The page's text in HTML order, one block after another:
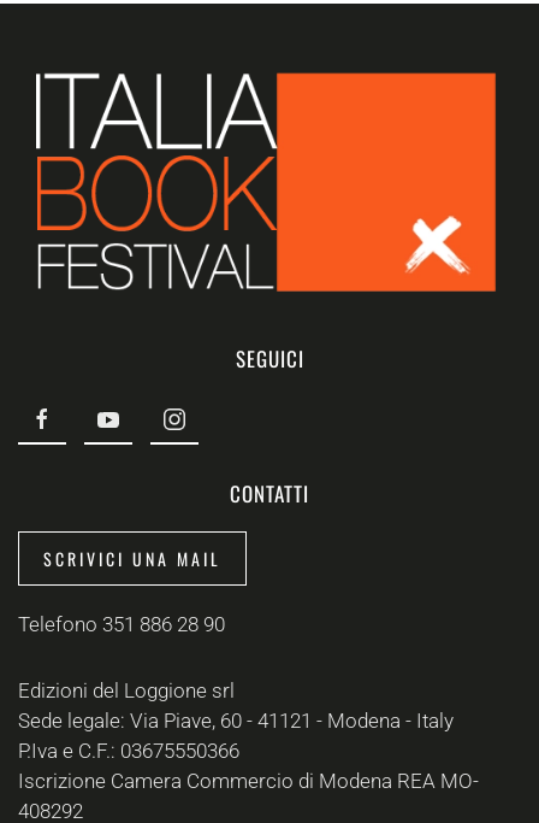
SEGUICI
CONTATTI
SCRIVICI UNA MAIL
Telefono 351 886 28 90
Edizioni del Loggione srl
Sede legale: Via Piave, 60 - 41121 - Modena - Italy
P.Iva e C.F.: 03675550366
Iscrizione Camera Commercio di Modena REA MO-
408292